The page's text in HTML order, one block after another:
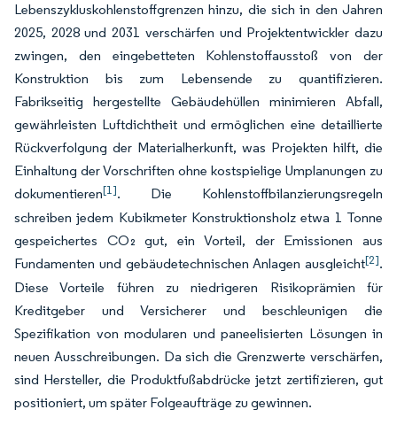
Lebenszykluskohlenstoffgrenzen hinzu, die sich in den Jahren
2025, 2028 und 2031 verschärfen und Projektentwickler dazu
zwingen, den eingebetteten Kohlenstoffausstoß von der
Konstruktion bis zum Lebensende zu quantifizieren.
Fabrikseitig hergestellte Gebäudehüllen minimieren Abfall,
gewährleisten Luftdichtheit und ermöglichen eine detaillierte
Rückverfolgung der Materialherkunft, was Projekten hilft, die
Einhaltung der Vorschriften ohne kostspielige Umplanungen zu
dokumentieren[1]. Die Kohlenstoffbilanzierungsregeln
schreiben jedem Kubikmeter Konstruktionsholz etwa 1 Tonne
gespeichertes CO₂ gut, ein Vorteil, der Emissionen aus
Fundamenten und gebäudetechnischen Anlagen ausgleicht[2].
Diese Vorteile führen zu niedrigeren Risikoprämien für
Kreditgeber und Versicherer und beschleunigen die
Spezifikation von modularen und paneelisierten Lösungen in
neuen Ausschreibungen. Da sich die Grenzwerte verschärfen,
sind Hersteller, die Produktfußabdrücke jetzt zertifizieren, gut
positioniert, um später Folgeaufträge zu gewinnen.